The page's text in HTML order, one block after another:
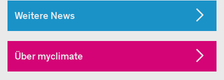
Weitere News
Über myclimate